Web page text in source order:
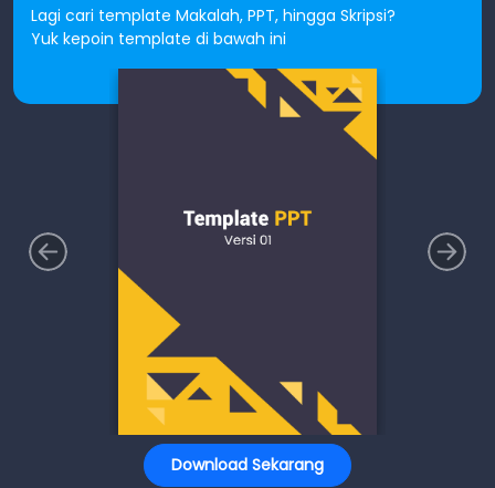
Lagi cari template Makalah, PPT, hingga Skripsi?
Yuk kepoin template di bawah ini
Download Sekarang